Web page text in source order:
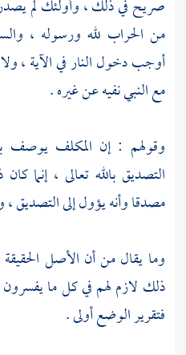
صريح في ذلك ، وأولئك لم
من الحراب لله ورسوله ،
أوجب دخول النار في الآية ،
مع النبي نفيه عن غيره .
وقولهم : إن المكلف يوصف
التصديق بالله تعالى ، إنما
مصدقا وأنه يؤول إلى
وما يقال من أن الأصل
ذلك لازم لهم في كل ما يفسرون
فتقرير الوضع أولى .